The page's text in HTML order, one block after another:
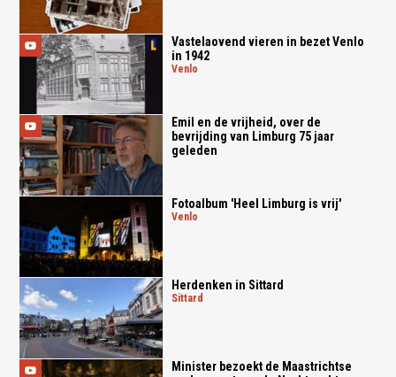
Vastelaovend vieren in bezet Venlo
in 1942
venlo
Emil en de vrijheid, over de
bevrijding van Limburg 75 jaar
geleden
Fotoalbum 'Heel Limburg is vrij'
venlo
Herdenken in Sittard
sittard
Minister bezoekt de Maastrichtse